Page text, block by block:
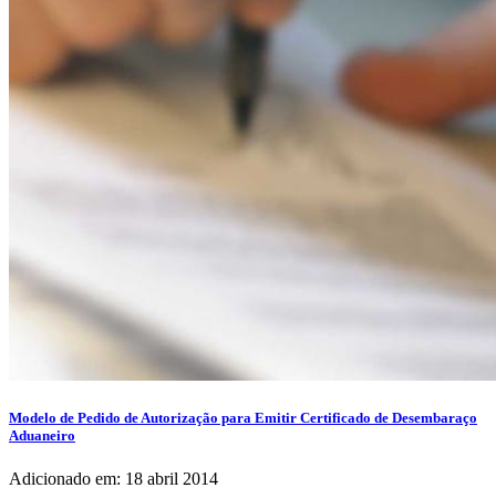
Modelo de Pedido de Autorização para Emitir Certificado de Desembaraço
Aduaneiro
Adicionado em: 18 abril 2014